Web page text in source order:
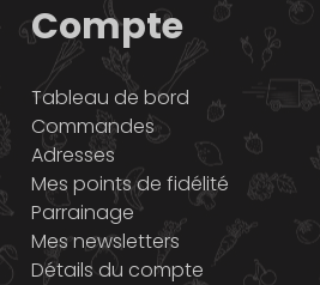
Compte
Tableau de bord
Commandes
Adresses
Mes points de fidélité
Parrainage
Mes newsletters
Détails du compte